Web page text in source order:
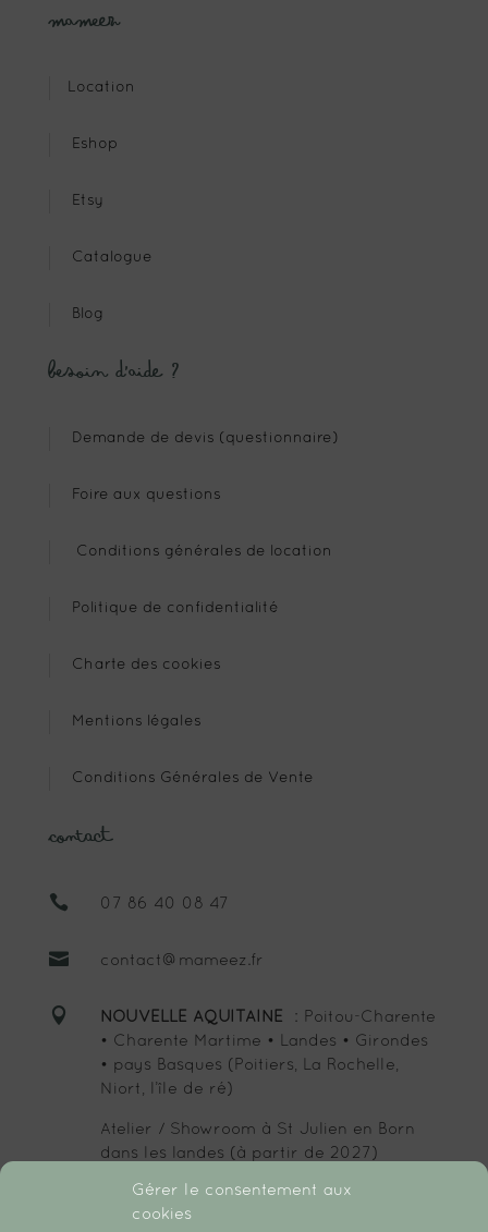
Gérer le consentement aux
cookies
Mameez
Location
Eshop
Etsy
Catalogue
Blog
Besoin d’aide ?
Demande de devis (questionnaire)
Foire aux questions
Conditions générales de location
Politique de confidentialité
Charte des cookies
Mentions légales
Conditions Générales de Vente
Contact
 07 86 40 08 47
 contact@mameez.fr
 NOUVELLE AQUITAINE
: Poitou-Charente
• Charente Martime • Landes • Girondes
• pays Basques (Poitiers, La Rochelle,
Niort, l’île de ré)
Atelier / Showroom à St Julien en Born
dans les landes (à partir de 2027)
SUIVEZ-MOI :